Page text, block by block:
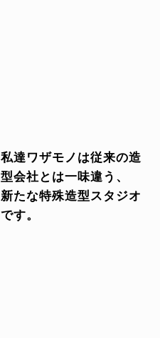
私達ワザモノは従来の造
型会社とは一味違う、
新たな特殊造型スタジオ
です。